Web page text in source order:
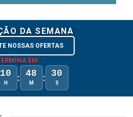
DA SEMANA
NOSSAS OFERTAS
EM:
10
H : 48
M : 30
S